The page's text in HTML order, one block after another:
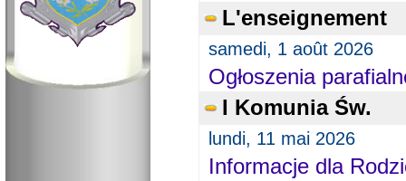
L'enseignement
samedi, 1 août 2026
Ogłoszenia
I Komunia Św.
lundi, 11 mai 2026
Informacje dla